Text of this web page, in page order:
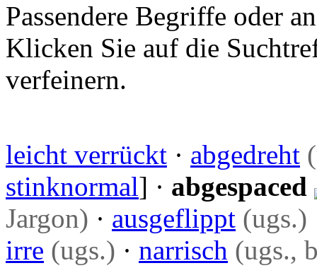
Passendere Begriffe oder
Klicken Sie auf die
verfeinern.
leicht verrückt · abgedreht
stinknormal] · abgespaced
Jargon) · ausgeflippt (ugs.)
irre (ugs.) · narrisch (ugs.,